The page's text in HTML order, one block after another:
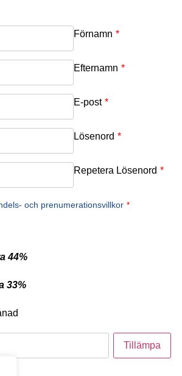
Förnamn *
Efternamn *
E-post *
Lösenord *
Repetera Lösenord *
och prenumerationsvillkor *
44%
33%
Email
Password